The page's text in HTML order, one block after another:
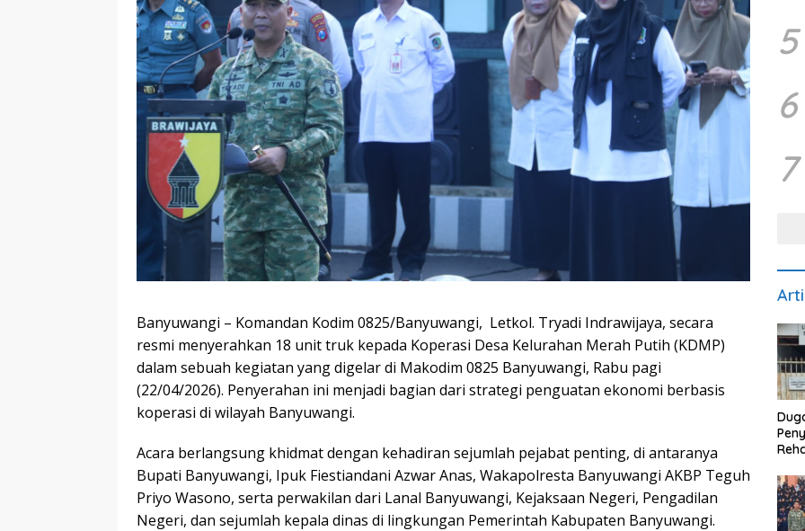
Banyuwangi – Komandan Kodim 0825/Banyuwangi, Letkol. Tryadi Indrawijaya, secara
resmi menyerahkan 18 unit truk kepada Koperasi Desa Kelurahan Merah Putih (KDMP)
dalam sebuah kegiatan yang digelar di Makodim 0825 Banyuwangi, Rabu pagi
(22/04/2026). Penyerahan ini menjadi bagian dari strategi penguatan ekonomi berbasis
koperasi di wilayah Banyuwangi.
Acara berlangsung khidmat dengan kehadiran sejumlah pejabat penting, di antaranya
Bupati Banyuwangi, Ipuk Fiestiandani Azwar Anas, Wakapolresta Banyuwangi AKBP Teguh
Priyo Wasono, serta perwakilan dari Lanal Banyuwangi, Kejaksaan Negeri, Pengadilan
Negeri, dan sejumlah kepala dinas di lingkungan Pemerintah Kabupaten Banyuwangi.
5
6
7